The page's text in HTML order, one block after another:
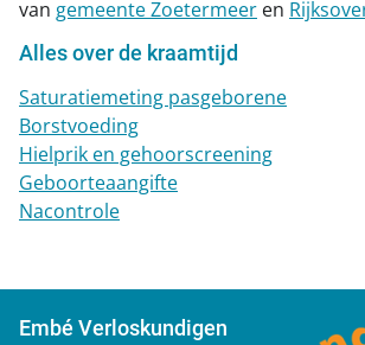
van gemeente Zoetermeer en
Alles over de kraamtijd
Saturatiemeting pasgeborene
Borstvoeding
Hielprik en gehoorscreening
Geboorteaangifte
Nacontrole
Embé Verloskundigen